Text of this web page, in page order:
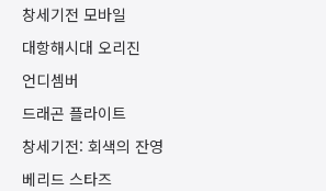
창세기전 모바일
대항해시대 오리진
언디셈버
드래곤 플라이트
창세기전: 회색의 잔영
베리드 스타즈